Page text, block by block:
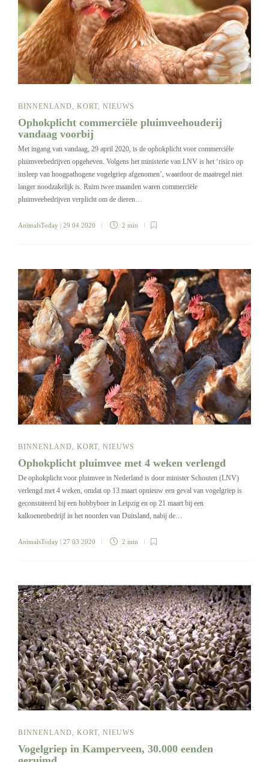
BINNENLAND KORT NIEUWS
Ophokplicht commerciële pluimveehouderij
vandaag voorbij
Met ingang van vandaag, 29 april 2020, is de ophokplicht voor commerciële
pluimveebedrijven opgeheven. Volgens het ministerie van LNV is het ‘risico op
insleep van hoogpathogene vogelgriep afgenomen’, waardoor de maatregel niet
langer noodzakelijk is. Ruim twee maanden waren commerciële
pluimveebedrijven verplicht om de dieren…
AnimalsToday | 29 04 2020 2 min
BINNENLAND KORT NIEUWS
Ophokplicht pluimvee met 4 weken verlengd
De ophokplicht voor pluimvee in Nederland is door minister Schouten (LNV)
verlengd met 4 weken, omdat op 13 maart opnieuw een geval van vogelgriep is
geconstateerd bij een hobbyboer in Leipzig en op 21 maart bij een
kalkoenenbedrijf in het noorden van Duitsland, nabij de…
AnimalsToday | 27 03 2020 2 min
BINNENLAND KORT NIEUWS
Vogelgriep in Kamperveen, 30.000 eenden